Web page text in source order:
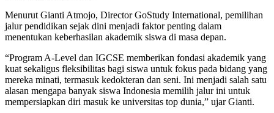
Menurut Gianti Atmojo, Director GoStudy International, pemilihan
jalur pendidikan sejak dini menjadi faktor penting dalam
menentukan keberhasilan akademik siswa di masa depan.
“Program A-Level dan IGCSE memberikan fondasi akademik yang
kuat sekaligus fleksibilitas bagi siswa untuk fokus pada bidang yang
mereka minati, termasuk kedokteran dan seni. Ini menjadi salah satu
alasan mengapa banyak siswa Indonesia memilih jalur ini untuk
mempersiapkan diri masuk ke universitas top dunia,” ujar Gianti.